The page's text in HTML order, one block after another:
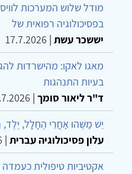
מודל שלוש המערכות
בפסיכולוגיה רפואית של
יששכר עשת |
17.7.2026
מאגו לאקו: מהישרדות
בעיות התנהגות
ד"ר ליאור סומך |
יֵשׁ מַשֶּׁהוּ אַחֲרֵי הֶחָלָל,
עלון פסיכולוגיה עברית |
אקטיביות טיפולית